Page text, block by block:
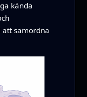
kända
samordna